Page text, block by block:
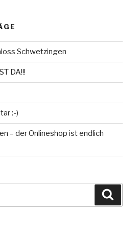
Schwetzingen
DA!!!
:-)
– der Onlineshop ist endlich